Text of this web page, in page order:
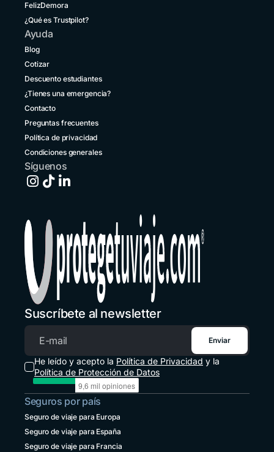
Chile
+56 2 3210 3154
Colombia
Costa Rica
+1 914 826 8771
Ecuador
+593 1800 001516
El Salvador
España
Estados Unidos
+1 914 826 8771
Guatemala
+502 2 3141396
Honduras
+1 914 826 8771
México
Panamá
+507 833 7978
Paraguay
+595 21 2380238
Perú
+51 1 6449164
FelizDemora
¿Qué es Trustpilot?
Ayuda
Blog
Cotizar
Descuento estudiantes
¿Tienes una emergencia?
Contacto
Preguntas frecuentes
Política de privacidad
Condiciones generales
Síguenos
Suscríbete al newsletter
Correo electrónico
Enviar
He leído y acepto la Política de Privacidad y la
Política de Protección de Datos
Seguros por país
Seguro de viaje para Europa
Seguro de viaje para España
Seguro de viaje para Francia